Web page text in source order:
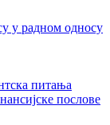
у радном односу
питања
послове